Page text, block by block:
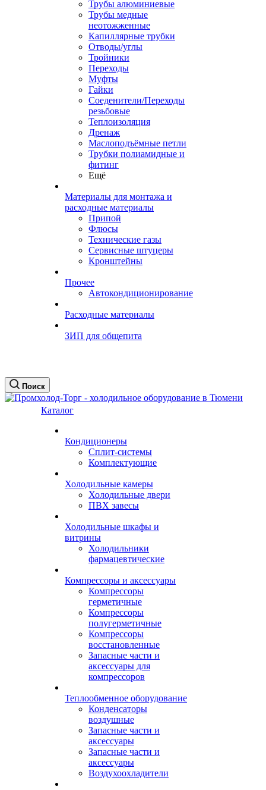
Трубы алюминиевые
Трубы медные
неотожженные
Капиллярные трубки
Отводы/углы
Тройники
Переходы
Муфты
Гайки
Соеденители/Переходы
резьбовые
Теплоизоляция
Дренаж
Маслоподъёмные петли
Трубки полиамидные и
фитинг
Ещё
Материалы для монтажа и
расходные материалы
Припой
Флюсы
Технические газы
Сервисные штуцеры
Кронштейны
Прочее
Автокондиционирование
Расходные материалы
ЗИП для общепита
Поиск
Каталог
Кондиционеры
Сплит-системы
Комплектующие
Холодильные камеры
Холодильные двери
ПВХ завесы
Холодильные шкафы и
витрины
Холодильники
фармацевтические
Компрессоры и аксессуары
Компрессоры
герметичные
Компрессоры
полугерметичные
Компрессоры
восстановленные
Запасные части и
аксессуары для
компрессоров
Теплообменное оборудование
Конденсаторы
воздушные
Запасные части и
аксессуары
Запасные части и
аксессуары
Воздухоохладители